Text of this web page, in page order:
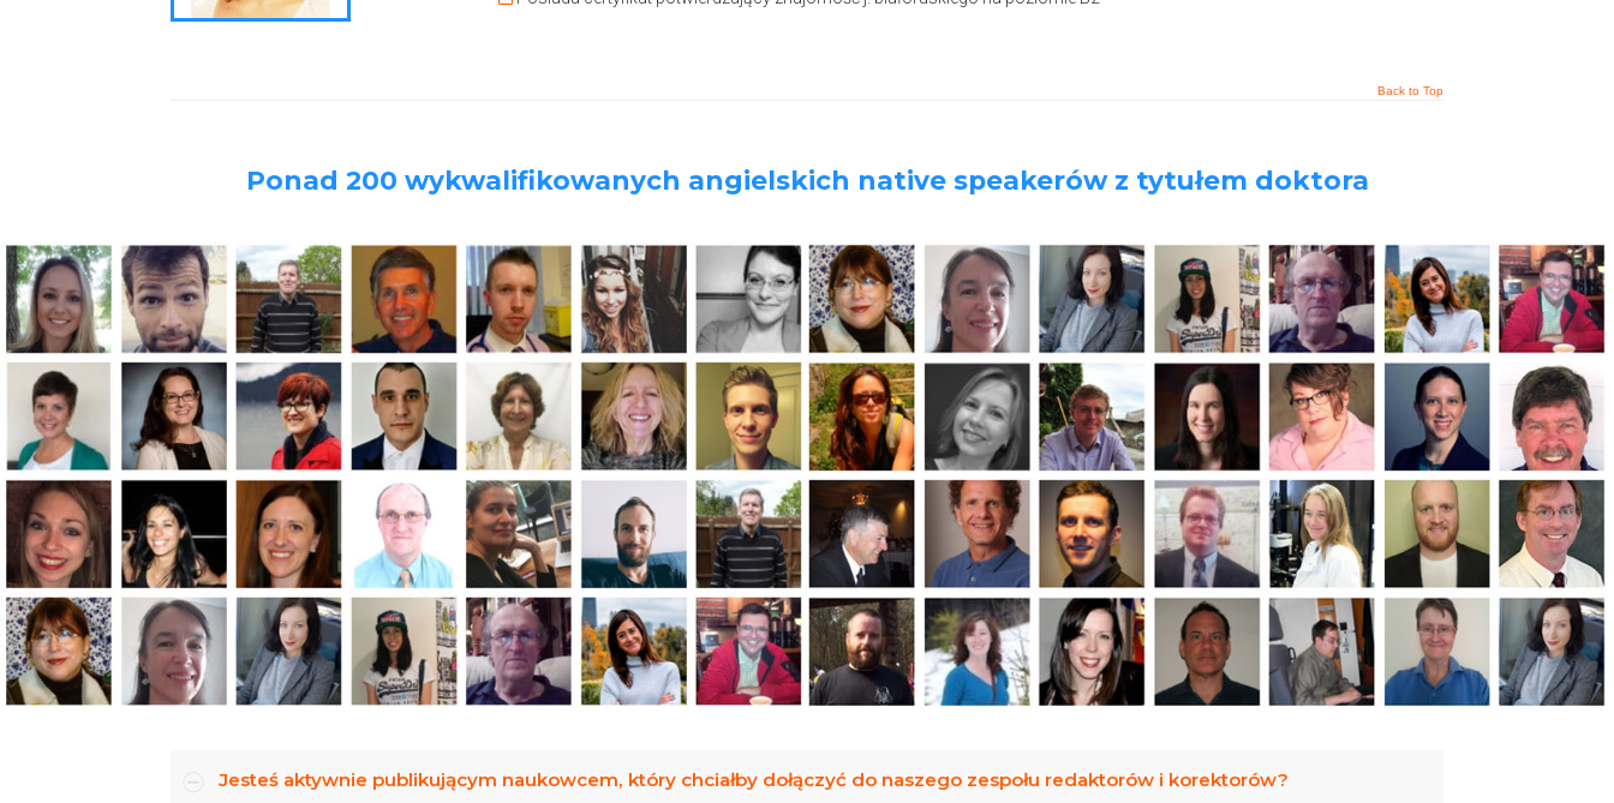
Back to Top
Ponad 200 wykwalifikowanych angielskich native speakerów z tytułem doktora
Jesteś aktywnie publikującym naukowcem, który chciałby dołączyć do naszego zespołu redaktorów i korektorów?